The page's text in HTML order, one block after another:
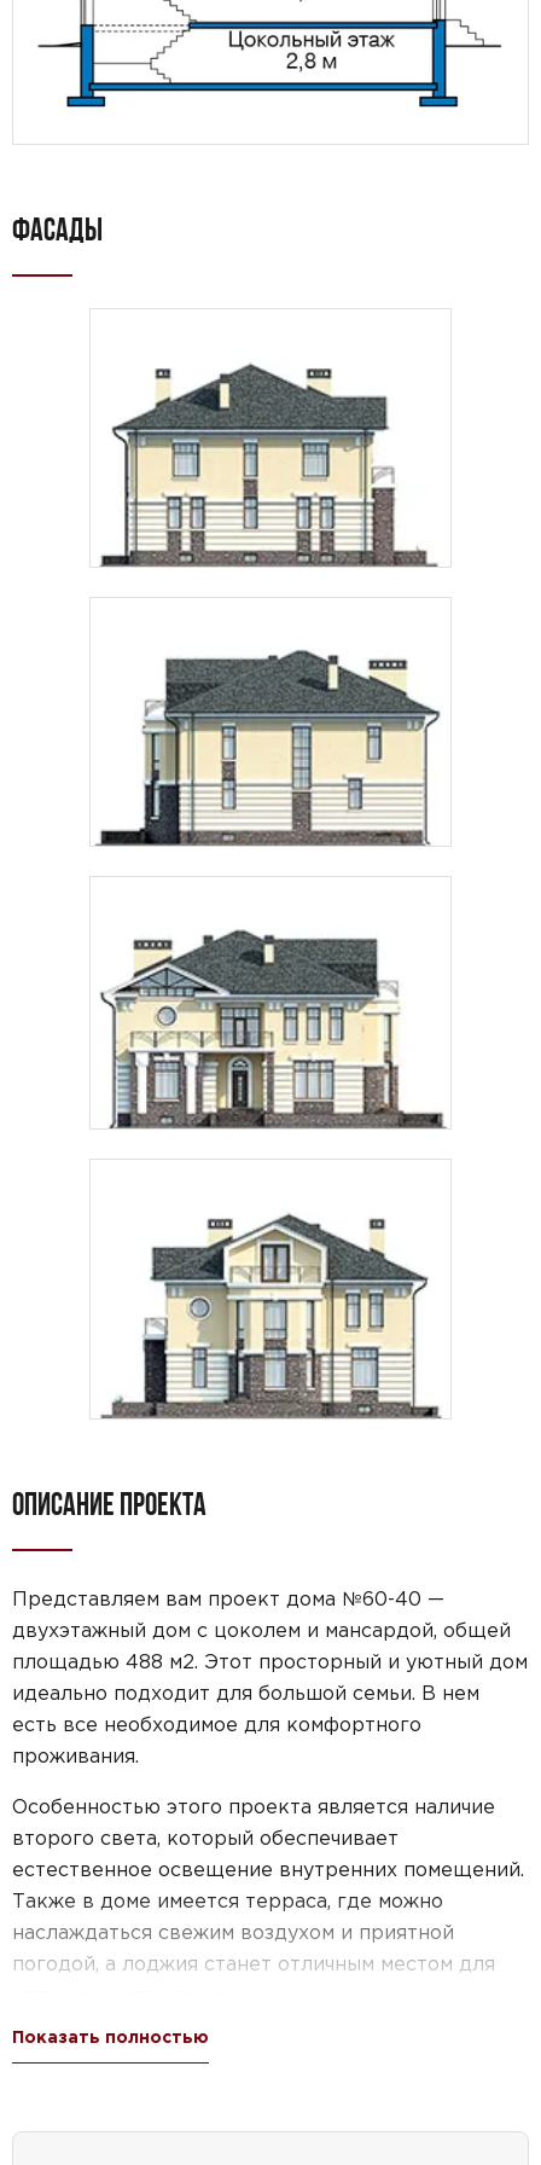
ФАСАДЫ
ОПИСАНИЕ ПРОЕКТА
Представляем вам проект дома №60-40 —
двухэтажный дом с цоколем и мансардой, общей
площадью 488 м2. Этот просторный и уютный дом
идеально подходит для большой семьи. В нем
есть все необходимое для комфортного
проживания.
Особенностью этого проекта является наличие
второго света, который обеспечивает
естественное освещение внутренних помещений.
Также в доме имеется терраса, где можно
наслаждаться свежим воздухом и приятной
погодой, а лоджия станет отличным местом для
Кухня-столовая в этом доме просторная и
обеспечит надежное и эффективное отопление
Показать полностью
Предпочтительный способ связи: